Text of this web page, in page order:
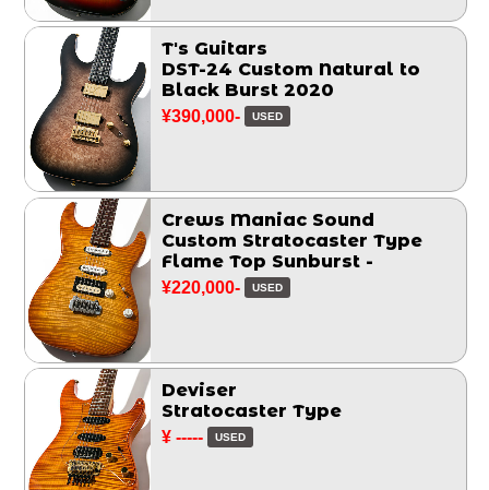
T's Guitars
DST-24 Custom Natural to
Black Burst 2020
¥390,000- USED
Crews Maniac Sound
Custom Stratocaster Type
Flame Top Sunburst -
¥220,000- USED
Deviser
Stratocaster Type
¥ ----- USED